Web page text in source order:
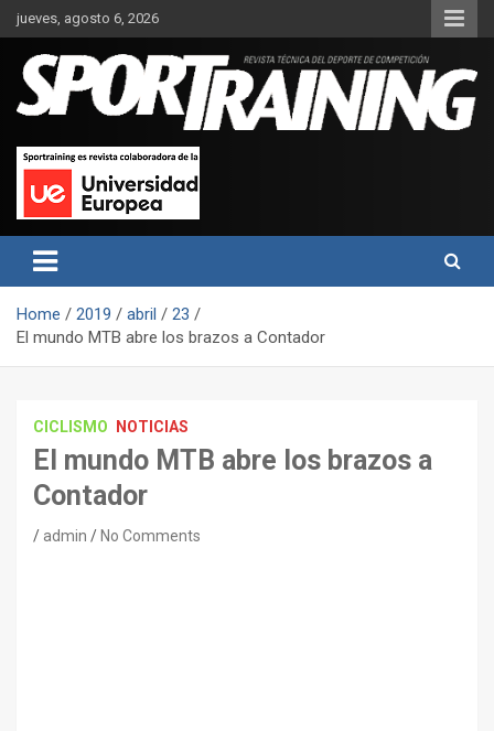
Skip
to
content
jueves, agosto 6, 2026
Revista técnica del deporte
Sport Training
rendimiento, nutrición y entrenamiento.
Home 2019 abril
23
El mundo MTB abre los brazos a Contador
CICLISMO NOTICIAS
El mundo MTB abre los brazos a
Contador
admin No Comments